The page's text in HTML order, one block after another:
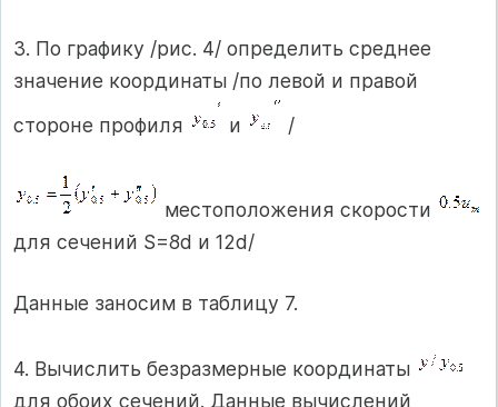
3. По графику /рис. 4/ определить среднее
значение координаты /по левой и правой
стороне профиля
и /
местоположения скорости
для сечений S=8d и 12d/
Данные заносим в таблицу 7.
4. Вычислить безразмерные координаты
для обоих сечений. Данные вычислений